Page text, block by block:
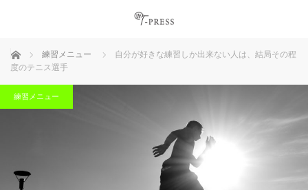
ホーム 練習メニュー
自分が好きな練習しか出来ない人は、結局その程
度のテニス選手
練習メニュー